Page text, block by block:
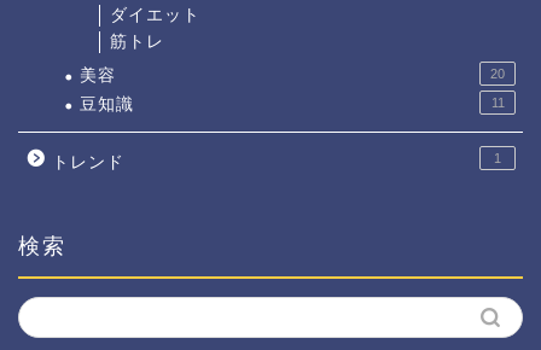
ダイエット
筋トレ
美容
20
豆知識 11
トレンド 1
検索